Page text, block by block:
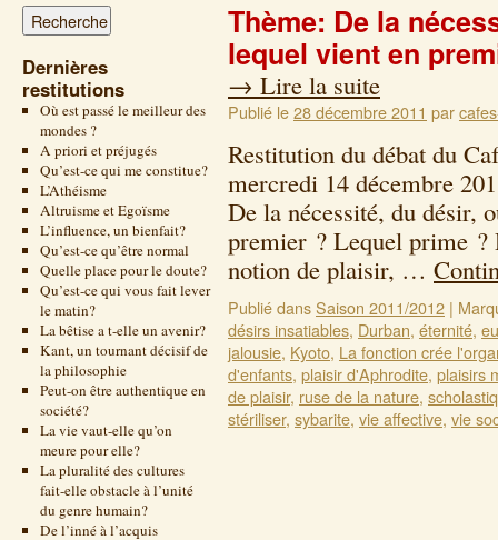
Dernières
restitutions
Où est passé le meilleur des
mondes ?
A priori et préjugés
Qu’est-ce qui me constitue?
L’Athéisme
Altruisme et Egoïsme
L’influence, un bienfait?
Qu’est-ce qu’être normal
Quelle place pour le doute?
Qu’est-ce qui vous fait lever
le matin?
La bêtise a t-elle un avenir?
Kant, un tournant décisif de
la philosophie
Peut-on être authentique en
société?
La vie vaut-elle qu’on
meure pour elle?
La pluralité des cultures
fait-elle obstacle à l’unité
du genre humain?
De l’inné à l’acquis
Thème: De la
lequel vient en
→ Lire la suite
Publié le28 décembre 2011 par
Restitution du débat du
mercredi 14 décembre
De la nécessité, du désir,
premier ? Lequel prime ?
notion de plaisir, …
Publié dansSaison 2011/2012 |
désirs insatiables, Durban, éternité,
jalousie, Kyoto, La fonction crée
d'enfants, plaisir d'Aphrodite, plaisirs
de plaisir, ruse de la nature,
stériliser, sybarite, vie affective, vie